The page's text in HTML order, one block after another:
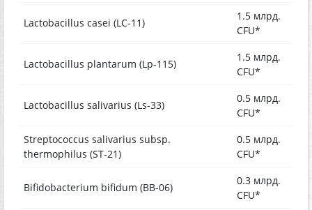
Lactobacillus casei (LC-11)
1.5 млрд.
CFU*
Lactobacillus plantarum (Lp-115)
1.5 млрд.
CFU*
Lactobacillus salivarius (Ls-33)
0.5 млрд.
CFU*
Streptococcus salivarius subsp.
thermophilus (ST-21)
0.5 млрд.
CFU*
Bifidobacterium bifidum (BB-06)
0.3 млрд.
CFU*